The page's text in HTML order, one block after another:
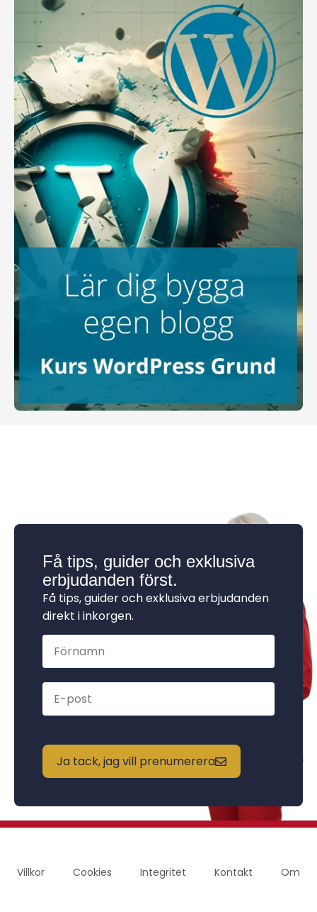
Få tips, guider och exklusiva
erbjudanden först.
Få tips, guider och exklusiva erbjudanden
direkt i inkorgen.
Ja tack, jag vill prenumerera
Villkor Cookies Integritet Kontakt Om